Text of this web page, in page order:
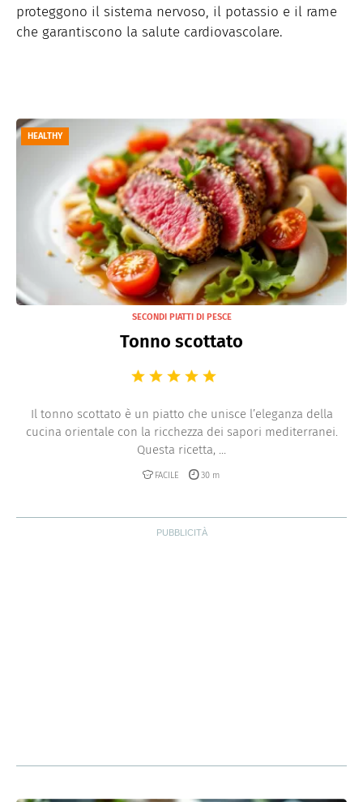
proteggono il sistema nervoso, il potassio e il rame
che garantiscono la salute cardiovascolare.
HEALTHY
SECONDI PIATTI DI PESCE
Tonno scottato
Il tonno scottato è un piatto che unisce l’eleganza della
cucina orientale con la ricchezza dei sapori mediterranei.
Questa ricetta, ...
FACILE 30 m